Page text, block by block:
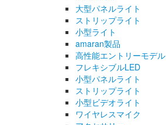
大型パネルライト
ストリップライト
小型ライト
amaran製品
高性能エントリーモデル
フレキシブルLED
小型パネルライト
ストリップライト
小型ビデオライト
ワイヤレスマイク